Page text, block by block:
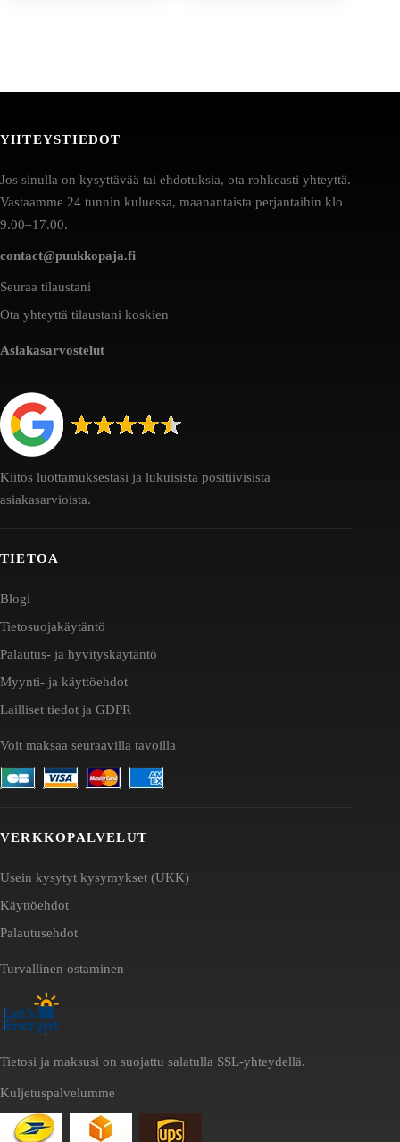
YHTEYSTIEDOT
Jos sinulla on kysyttävää tai ehdotuksia, ota rohkeasti yhteyttä.
Vastaamme 24 tunnin kuluessa, maanantaista perjantaihin klo
9.00–17.00.
contact@puukkopaja.fi
Seuraa tilaustani
Ota yhteyttä tilaustani koskien
Asiakasarvostelut
Kiitos luottamuksestasi ja lukuisista positiivisista
asiakasarvioista.
TIETOA
Blogi
Tietosuojakäytäntö
Palautus- ja hyvityskäytäntö
Myynti- ja käyttöehdot
Lailliset tiedot ja GDPR
Voit maksaa seuraavilla tavoilla
VERKKOPALVELUT
Usein kysytyt kysymykset (UKK)
Käyttöehdot
Palautusehdot
Turvallinen ostaminen
Tietosi ja maksusi on suojattu salatulla SSL-yhteydellä.
Kuljetuspalvelumme